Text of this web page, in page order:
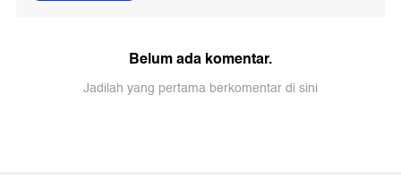
Belum ada komentar.
Jadilah yang pertama berkomentar di sini